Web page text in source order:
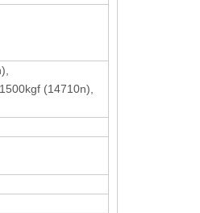
(14710n),